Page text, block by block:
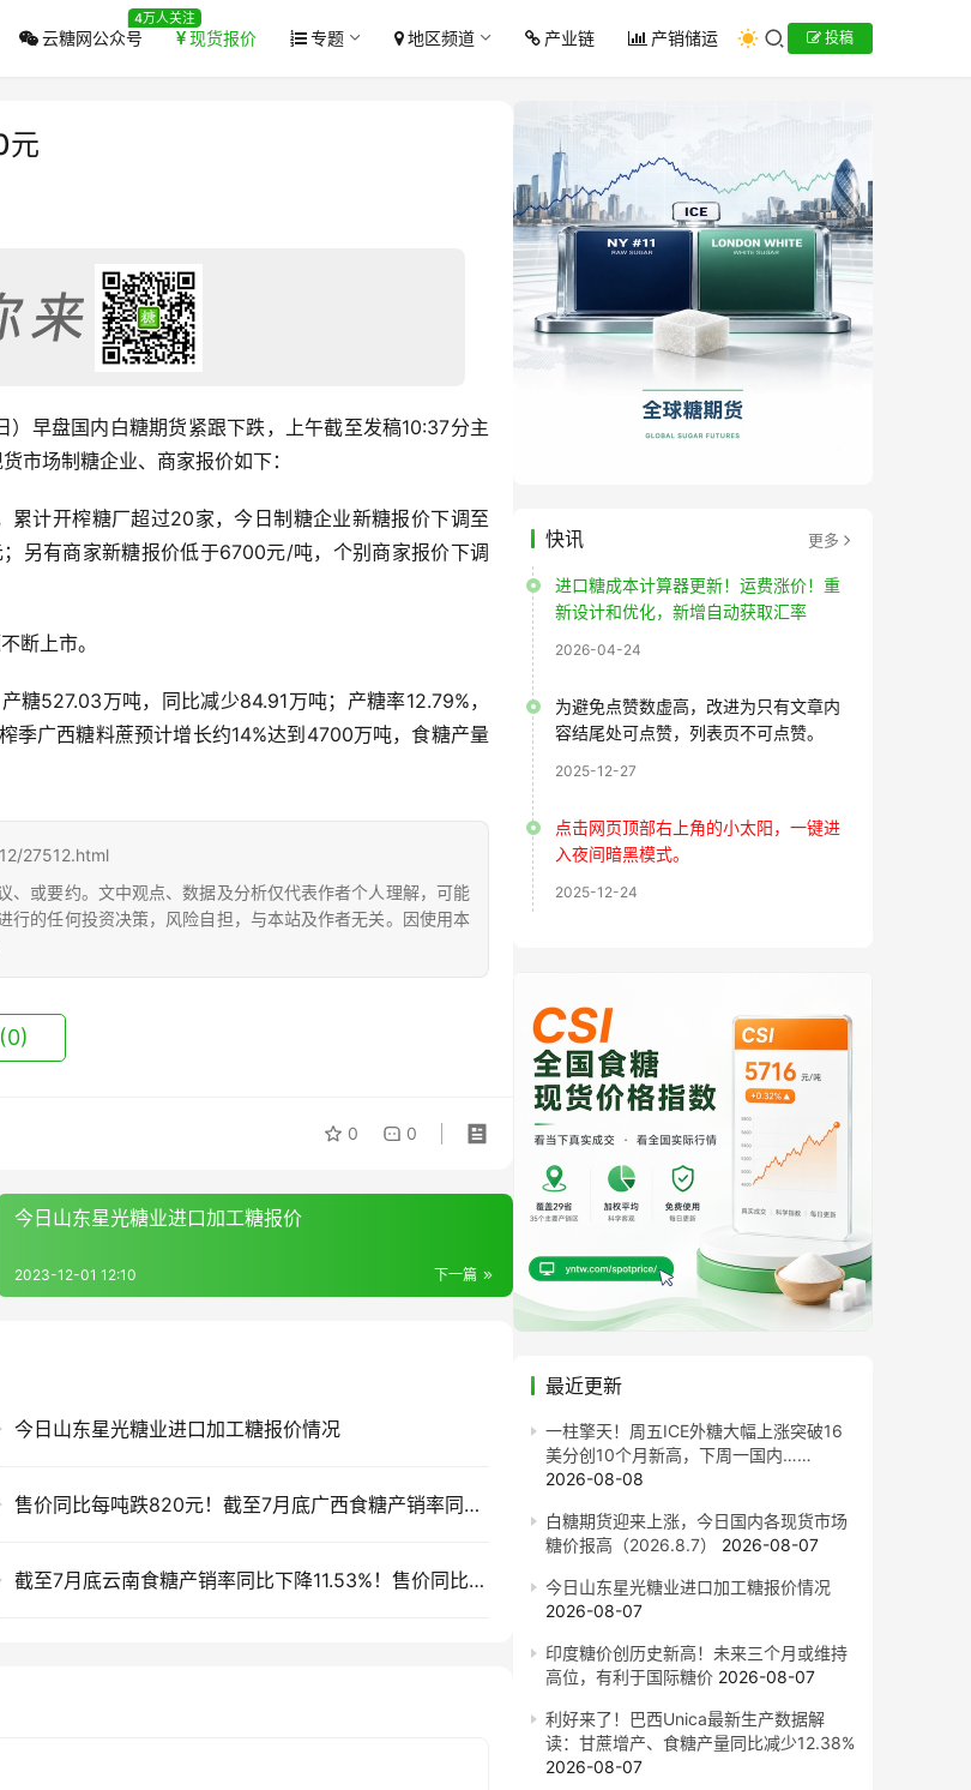
云糖网公众号
4万人关注
现货报价 专题 地区频道 产业链 产销储运 投稿
元
早盘国内白糖期货紧跟下跌，上午截至发稿10:37分主
市场制糖企业、商家报价如下：
计开榨糖厂超过20家，今日制糖企业新糖报价下调至
另有商家新糖报价低于6700元/吨，个别商家报价下调
断上市。
527.03万吨，同比减少84.91万吨；产糖率12.79%，
广西糖料蔗预计增长约14%达到4700万吨，食糖产量
27512.html
、或要约。文中观点、数据及分析仅代表作者个人理解，可能
的任何投资决策，风险自担，与本站及作者无关。因使用本
(0)
0 0
今日山东星光糖业进口加工糖报价
下一篇
2023-12-01 12:10
今日山东星光糖业进口加工糖报价情况
售价同比每吨跌820元！截至7月底广西食糖产销率同比下降13.77%
截至7月底云南食糖产销率同比下降11.53%！售价同比下跌900元/吨
快讯 更多
进口糖成本计算器更新！运费涨价！重
新设计和优化，新增自动获取汇率
2026-04-24
为避免点赞数虚高，改进为只有文章内
容结尾处可点赞，列表页不可点赞。
2025-12-27
点击网页顶部右上角的小太阳，一键进
入夜间暗黑模式。
2025-12-24
最近更新
一柱擎天！周五ICE外糖大幅上涨突破16
美分创10个月新高，下周一国内……
2026-08-08
白糖期货迎来上涨，今日国内各现货市场
糖价报高（2026.8.7）
2026-08-07
今日山东星光糖业进口加工糖报价情况
2026-08-07
印度糖价创历史新高！未来三个月或维持
高位，有利于国际糖价 2026-08-07
利好来了！巴西Unica最新生产数据解
读：甘蔗增产、食糖产量同比减少12.38%
2026-08-07